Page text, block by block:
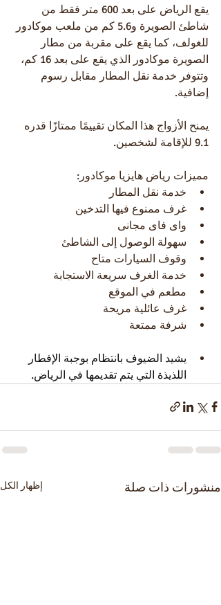
يقع الرياض على بعد 600 متر فقط من
شاطئ الصويرة و5.6 كم من ملعب موكادور
للغولف، كما يقع على مقربة من مطار
الصويرة موكادور الذي يقع على بعد 16 كم،
وتتوفر خدمة نقل المطار مقابل رسوم
إضافية.
يمنح الأزواج هذا المكان تقييمًا ممتازًا قدره
9.1 للإقامة لشخصين.
مميزات رياض هايزيا موكادور:
خدمة نقل المطار
غرف ممنوع فيها التدخين
واى فاى مجانى
سهولة الوصول إلى الشاطئ
وقوف السيارات متاح
خدمة الغرف سريعة الاستجابة
مطعم في الموقع
غرف عائلية مريحة
شرفة ممتعة
يشيد الضيوف بانتظام بوجبة الإفطار
اللذيذة التي يتم تقديمها في الرياض.
منشورات ذات صلة إظهار الكل